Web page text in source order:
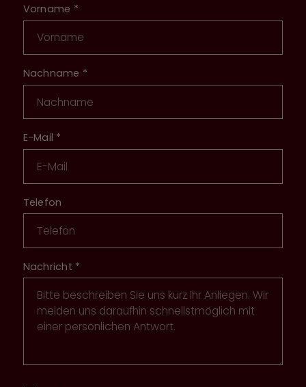
Vorname *
Nachname *
E-Mail *
Telefon
Nachricht *